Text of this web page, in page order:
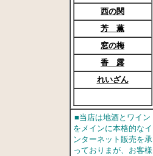
西の関
芳 薫
窓の梅
香 露
れいざん
■当店は地酒とワイン
をメインに本格的なイ
ンターネット販売を承
っておりまが、お客様